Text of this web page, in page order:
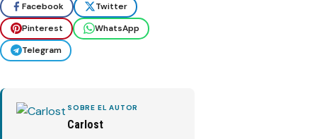
Facebook
Twitter
Pinterest
WhatsApp
Telegram
SOBRE EL AUTOR
Carlost